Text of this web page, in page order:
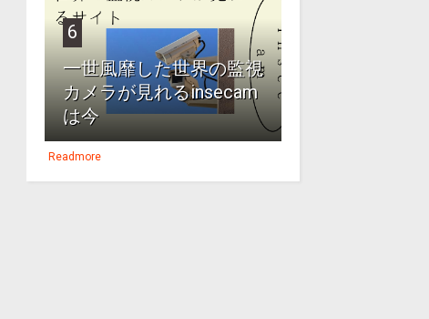
6
一世風靡した世界の監視
カメラが見れるinsecam
は今
Readmore